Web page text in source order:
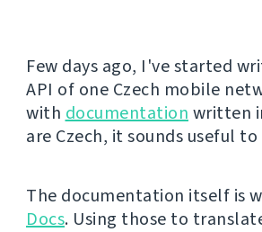
Few days ago, I've started
API of one Czech mobile
with documentation written
are Czech, it sounds useful
The documentation itself is
Docs. Using those to